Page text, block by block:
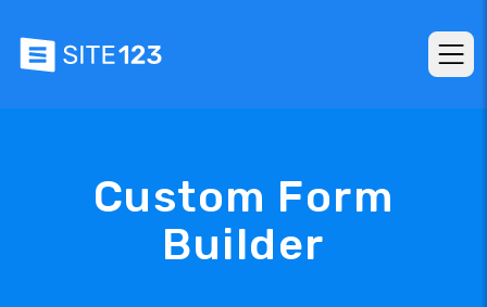
Custom Form
Builder